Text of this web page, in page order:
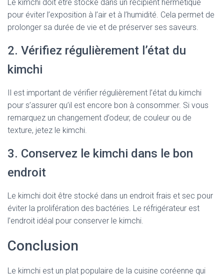
Le kimchi doit être stocké dans un récipient hermétique
pour éviter l’exposition à l’air et à l’humidité. Cela permet de
prolonger sa durée de vie et de préserver ses saveurs.
2. Vérifiez régulièrement l’état du
kimchi
Il est important de vérifier régulièrement l’état du kimchi
pour s’assurer qu’il est encore bon à consommer. Si vous
remarquez un changement d’odeur, de couleur ou de
texture, jetez le kimchi.
3. Conservez le kimchi dans le bon
endroit
Le kimchi doit être stocké dans un endroit frais et sec pour
éviter la prolifération des bactéries. Le réfrigérateur est
l’endroit idéal pour conserver le kimchi.
Conclusion
Le kimchi est un plat populaire de la cuisine coréenne qui